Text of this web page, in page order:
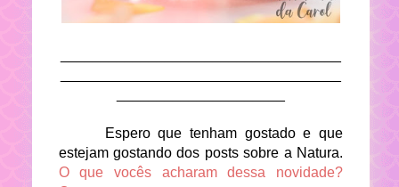
Espero que tenham gostado e que
estejam gostando dos posts sobre a Natura.
O que vocês acharam dessa novidade?